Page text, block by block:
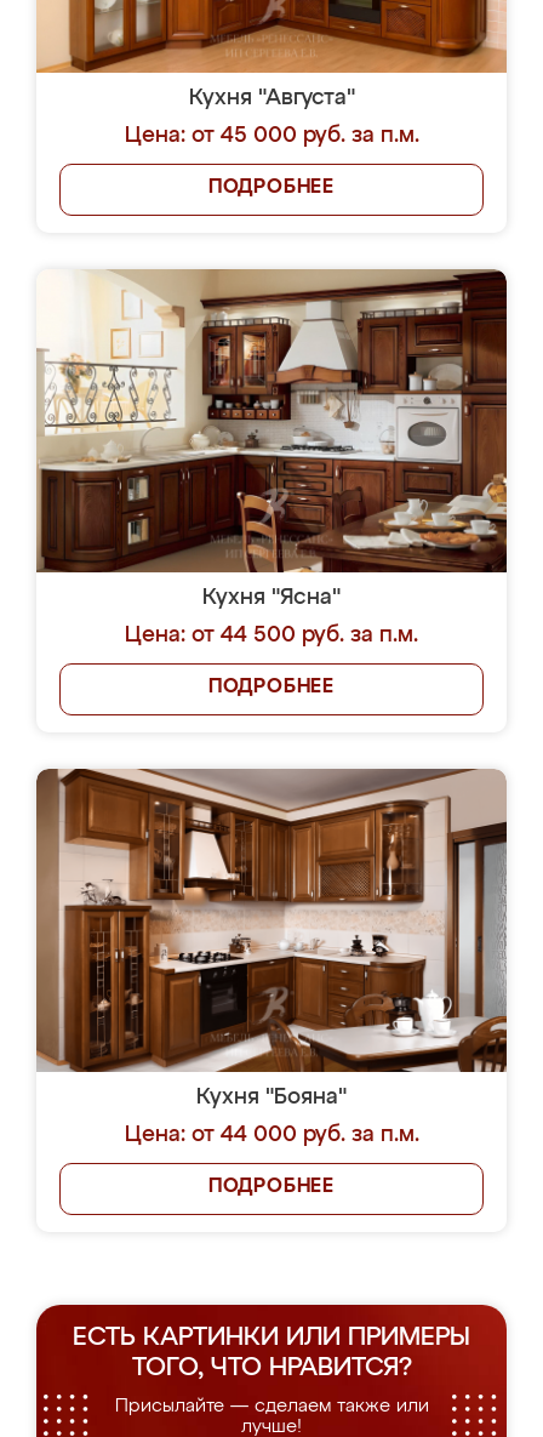
Кухня "Августа"
Цена: от 45 000 руб. за п.м.
ПОДРОБНЕЕ
Кухня "Ясна"
Цена: от 44 500 руб. за п.м.
ПОДРОБНЕЕ
Кухня "Бояна"
Цена: от 44 000 руб. за п.м.
ПОДРОБНЕЕ
ЕСТЬ КАРТИНКИ ИЛИ ПРИМЕРЫ
ТОГО, ЧТО НРАВИТСЯ?
Присылайте — сделаем также или
лучше!